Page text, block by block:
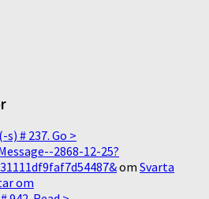
s) # 237. Go >
2868-12-25?
om Svarta
om